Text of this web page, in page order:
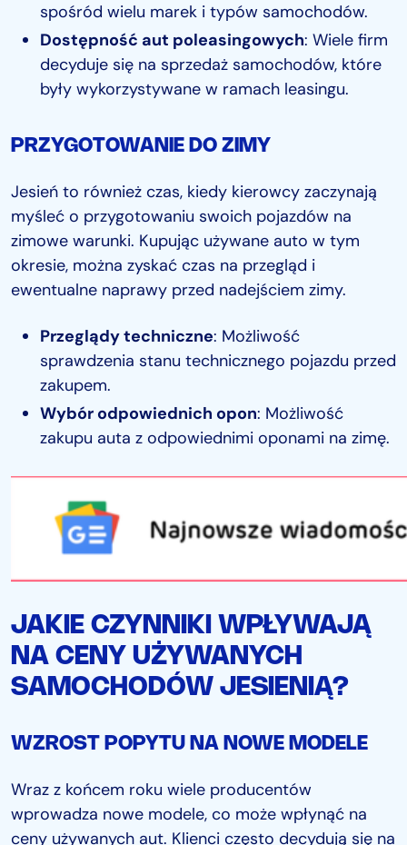
spośród wielu marek i typów samochodów.
Dostępność aut poleasingowych: Wiele firm
decyduje się na sprzedaż samochodów, które
były wykorzystywane w ramach leasingu.
PRZYGOTOWANIE DO ZIMY
Jesień to również czas, kiedy kierowcy zaczynają
myśleć o przygotowaniu swoich pojazdów na
zimowe warunki. Kupując używane auto w tym
okresie, można zyskać czas na przegląd i
ewentualne naprawy przed nadejściem zimy.
Przeglądy techniczne: Możliwość
sprawdzenia stanu technicznego pojazdu przed
zakupem.
Wybór odpowiednich opon: Możliwość
zakupu auta z odpowiednimi oponami na zimę.
JAKIE CZYNNIKI WPŁYWAJĄ
NA CENY UŻYWANYCH
SAMOCHODÓW JESIENIĄ?
WZROST POPYTU NA NOWE MODELE
Wraz z końcem roku wiele producentów
wprowadza nowe modele, co może wpłynąć na
ceny używanych aut. Klienci często decydują się na